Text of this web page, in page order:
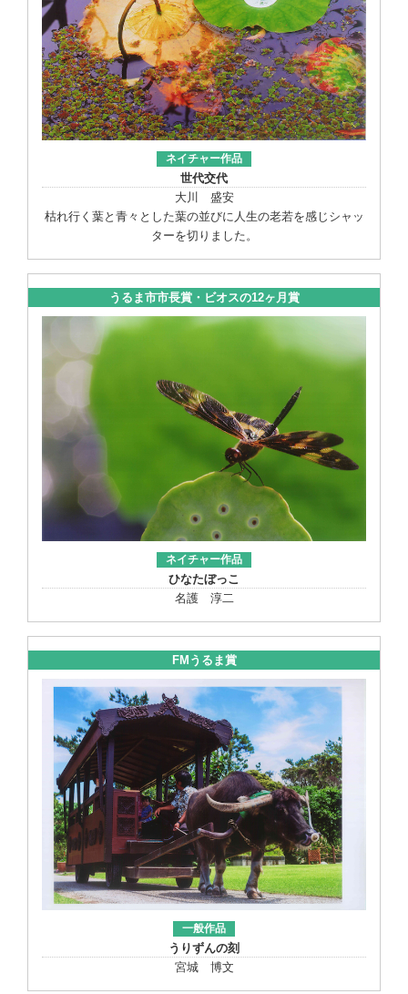
ネイチャー作品
世代交代
大川 盛安
枯れ行く葉と青々とした葉の並びに人生の老若を感じシャッ
ターを切りました。
うるま市市長賞・ビオスの12ヶ月賞
ネイチャー作品
ひなたぼっこ
名護 淳二
FMうるま賞
一般作品
うりずんの刻
宮城 博文